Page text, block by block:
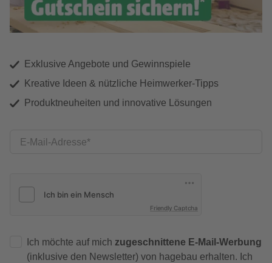
Exklusive Angebote und Gewinnspiele
Kreative Ideen & nützliche Heimwerker-Tipps
Produktneuheiten und innovative Lösungen
E-Mail-Adresse
Friendly Captcha
Ich möchte auf mich zugeschnittene E-Mail-Werbung
(inklusive den Newsletter) von hagebau erhalten. Ich